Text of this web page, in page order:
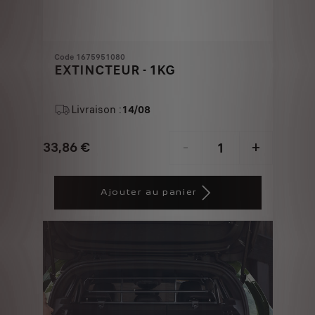
Code 1675951080
EXTINCTEUR - 1KG
Livraison :14/08
33,86 €
Price
€
- +
Quantity
1
Ajouter au panier